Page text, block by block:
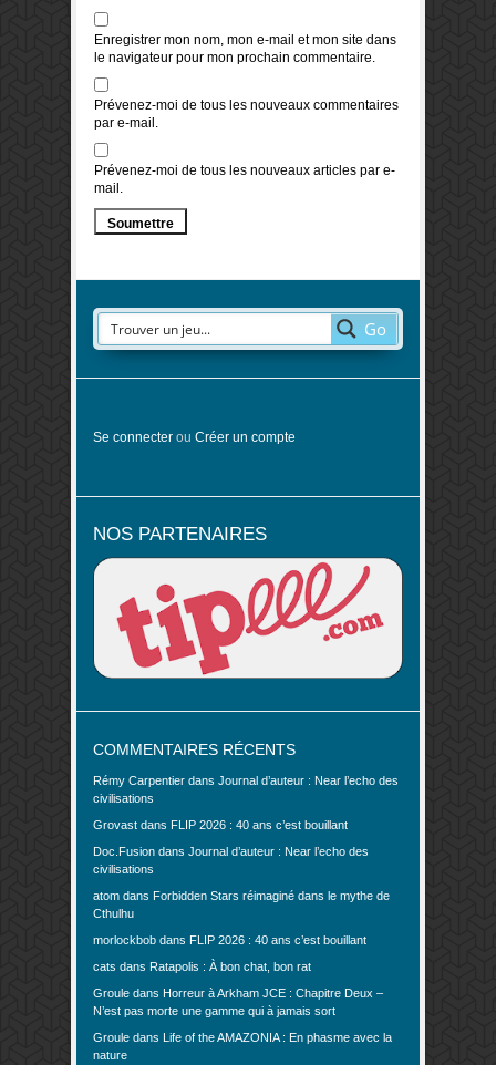
Enregistrer mon nom, mon e-mail et mon site dans
le navigateur pour mon prochain commentaire.
Prévenez-moi de tous les nouveaux commentaires
par e-mail.
Prévenez-moi de tous les nouveaux articles par e-
mail.
Go
Se connecter ou Créer un compte
NOS PARTENAIRES
COMMENTAIRES RÉCENTS
Rémy Carpentier dans Journal d’auteur : Near l’echo des
civilisations
Grovast dans FLIP 2026 : 40 ans c’est bouillant
Doc.Fusion dans Journal d’auteur : Near l’echo des
civilisations
atom dans Forbidden Stars réimaginé dans le mythe de
Cthulhu
morlockbob dans FLIP 2026 : 40 ans c’est bouillant
cats dans Ratapolis : À bon chat, bon rat
Groule dans Horreur à Arkham JCE : Chapitre Deux –
N’est pas morte une gamme qui à jamais sort
Groule dans Life of the AMAZONIA : En phasme avec la
nature